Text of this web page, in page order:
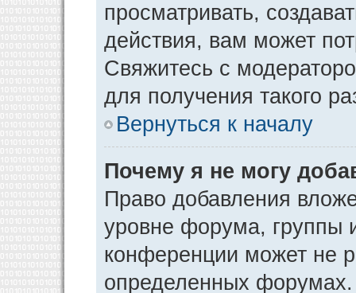
просматривать,
действия, вам может
Свяжитесь с
для получения такого
Вернуться к началу
Почему я не могу
Право добавления
уровне форума, группы
конференции может не
определенных